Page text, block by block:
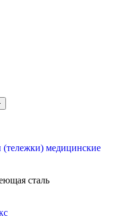
(тележки) медицинские
сталь